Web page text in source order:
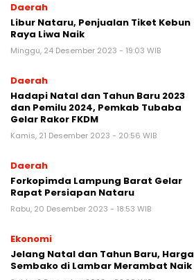
Daerah
Libur Nataru, Penjualan Tiket Kebun
Raya Liwa Naik
Minggu, 24 Desember 2023 - 19:03 WIB
Daerah
Hadapi Natal dan Tahun Baru 2023
dan Pemilu 2024, Pemkab Tubaba
Gelar Rakor FKDM
Kamis, 21 Desember 2023 - 20:56 WIB
Daerah
Forkopimda Lampung Barat Gelar
Rapat Persiapan Nataru
Rabu, 20 Desember 2023 - 18:53 WIB
Ekonomi
Jelang Natal dan Tahun Baru, Harga
Sembako di Lambar Merambat Naik